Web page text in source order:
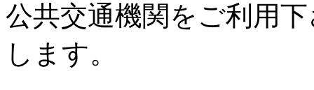
公共交通機関をご利用
します。